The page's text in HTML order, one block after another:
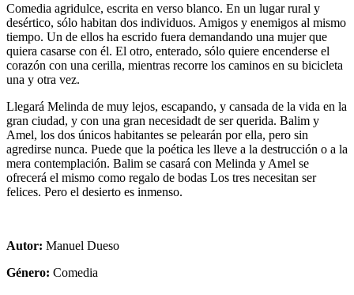
Comedia agridulce, escrita en verso blanco. En un lugar rural y
desértico, sólo habitan dos individuos. Amigos y enemigos al mismo
tiempo. Un de ellos ha escrido fuera demandando una mujer que
quiera casarse con él. El otro, enterado, sólo quiere encenderse el
corazón con una cerilla, mientras recorre los caminos en su bicicleta
una y otra vez.
Llegará Melinda de muy lejos, escapando, y cansada de la vida en la
gran ciudad, y con una gran necesidadt de ser querida. Balim y
Amel, los dos únicos habitantes se pelearán por ella, pero sin
agredirse nunca. Puede que la poética les lleve a la destrucción o a la
mera contemplación. Balim se casará con Melinda y Amel se
ofrecerá el mismo como regalo de bodas Los tres necesitan ser
felices. Pero el desierto es inmenso.
Autor: Manuel Dueso
Género: Comedia